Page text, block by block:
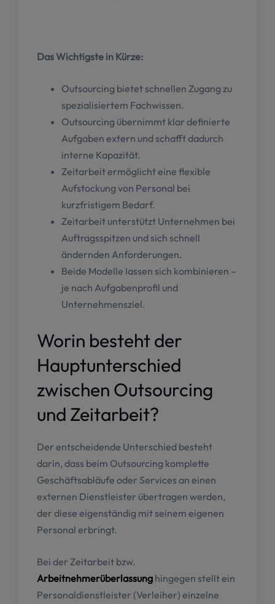
Das Wichtigste in Kürze:
Outsourcing bietet schnellen Zugang zu
spezialisiertem Fachwissen.
Outsourcing übernimmt klar definierte
Aufgaben extern und schafft dadurch
interne Kapazität.
Zeitarbeit ermöglicht eine flexible
Aufstockung von Personal bei
kurzfristigem Bedarf.
Zeitarbeit unterstützt Unternehmen bei
Auftragsspitzen und sich schnell
ändernden Anforderungen.
Beide Modelle lassen sich kombinieren –
je nach Aufgabenprofil und
Unternehmensziel.
Worin besteht der
Hauptunterschied
zwischen Outsourcing
und Zeitarbeit?
Der entscheidende Unterschied besteht
darin, dass beim Outsourcing komplette
Geschäftsabläufe oder Services an einen
externen Dienstleister übertragen werden,
der diese eigenständig mit seinem eigenen
Personal erbringt.
Bei der Zeitarbeit bzw.
Arbeitnehmerüberlassung hingegen stellt ein
Personaldienstleister (Verleiher) einzelne